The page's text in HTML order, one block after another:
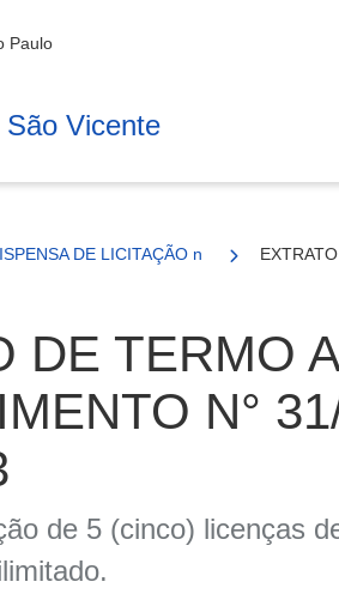
Paulo
Vicente
DE LICITAÇÃO n.º 245/23
DE TERMO
N°
de 5 (cinco) licenças